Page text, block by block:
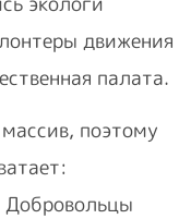
движения
палата.
поэтому
Добровольцы